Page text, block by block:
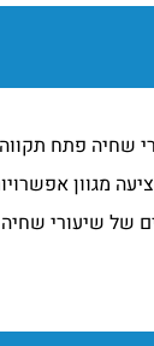
שחיה פתח תקווה
מגוון
של שיעורי